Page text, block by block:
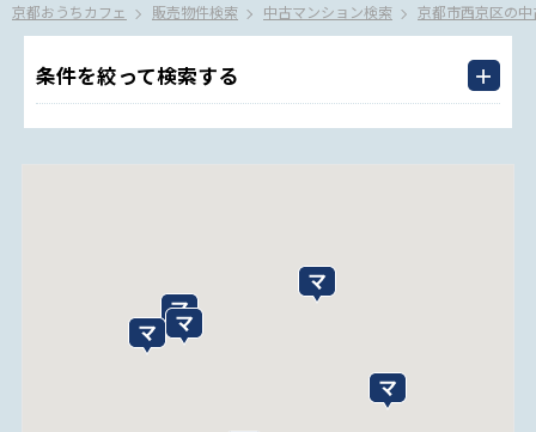
京都おうちカフェ 販売物件検索 中古マンション検索 京都市西京区の
条件を絞って検索する